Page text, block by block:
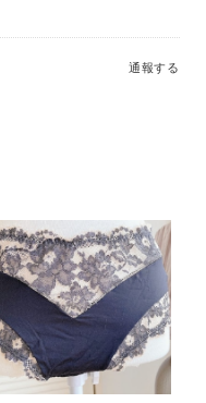
通報する